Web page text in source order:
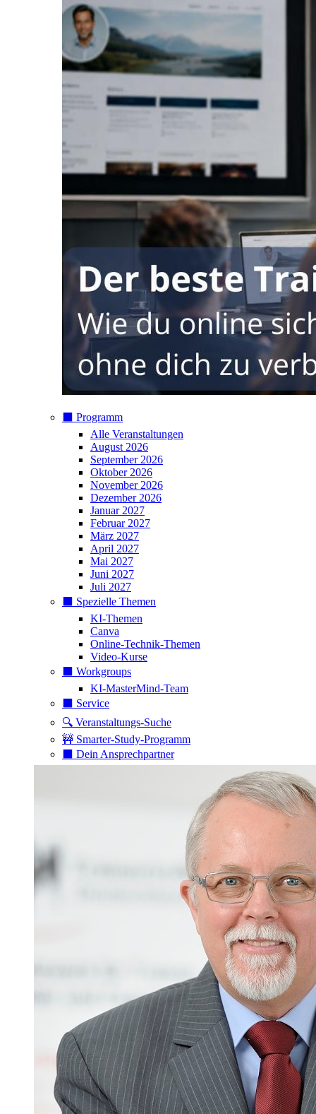
⬛️ Programm
Alle Veranstaltungen
August 2026
September 2026
Oktober 2026
November 2026
Dezember 2026
Januar 2027
Februar 2027
März 2027
April 2027
Mai 2027
Juni 2027
Juli 2027
⬛️ Spezielle Themen
KI-Themen
Canva
Online-Technik-Themen
Video-Kurse
⬛️ Workgroups
KI-MasterMind-Team
⬛️ Service
🔍 Veranstaltungs-Suche
🚧 Smarter-Study-Programm
⬛️ Dein Ansprechpartner